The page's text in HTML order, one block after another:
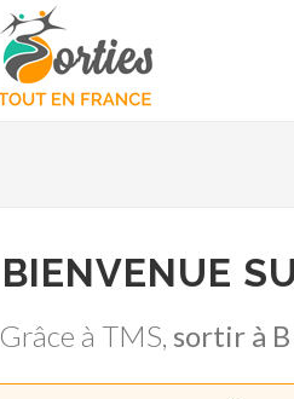
BIENVENUE
Grâce à TMS, sortir à